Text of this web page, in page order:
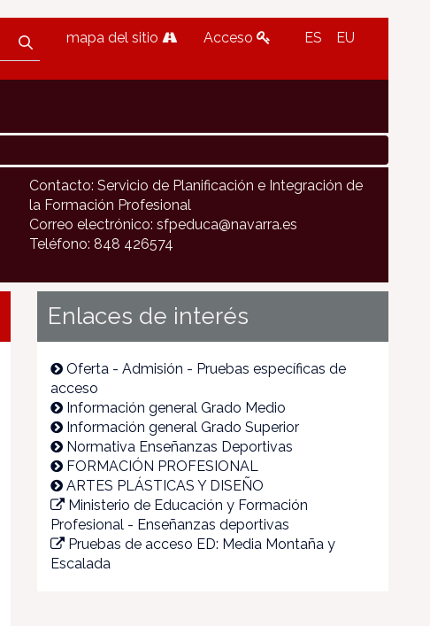
mapa del sitio Acceso ES EU
Contacto: Servicio de Planificación e Integración de
la Formación Profesional
Correo electrónico: sfpeduca@navarra.es
Teléfono: 848 426574
Enlaces de interés
Oferta - Admisión - Pruebas específicas de
acceso
Información general Grado Medio
Información general Grado Superior
Normativa Enseñanzas Deportivas
FORMACIÓN PROFESIONAL
ARTES PLÁSTICAS Y DISEÑO
Ministerio de Educación y Formación
Profesional - Enseñanzas deportivas
Pruebas de acceso ED: Media Montaña y
Escalada